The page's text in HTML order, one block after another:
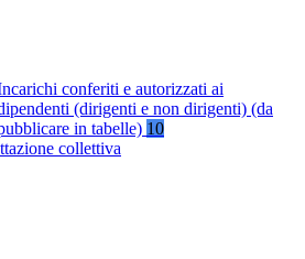
conferiti e autorizzati ai
(dirigenti e non dirigenti) (da
in tabelle) 10
collettiva